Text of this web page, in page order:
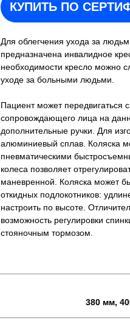
КУПИТЬ ПО
Для облегчения ухода за
предназначена инвалидное
необходимости кресло можно
уходе за больными людьми.
Пациент может передвигаться
сопровождающего лица на
дополнительные ручки. Для
алюминиевый сплав. Коляска
пневматическими
колеса позволяет
маневренной. Коляска может
откидных подлокотников:
настроить по высоте.
возможность регулировки
стояночным тормозом.
380 мм,